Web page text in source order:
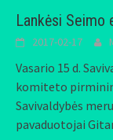
Lankėsi Seimo
2017-02-17
Vasario 15 d.
komiteto
Savivaldybės
pavaduotojai